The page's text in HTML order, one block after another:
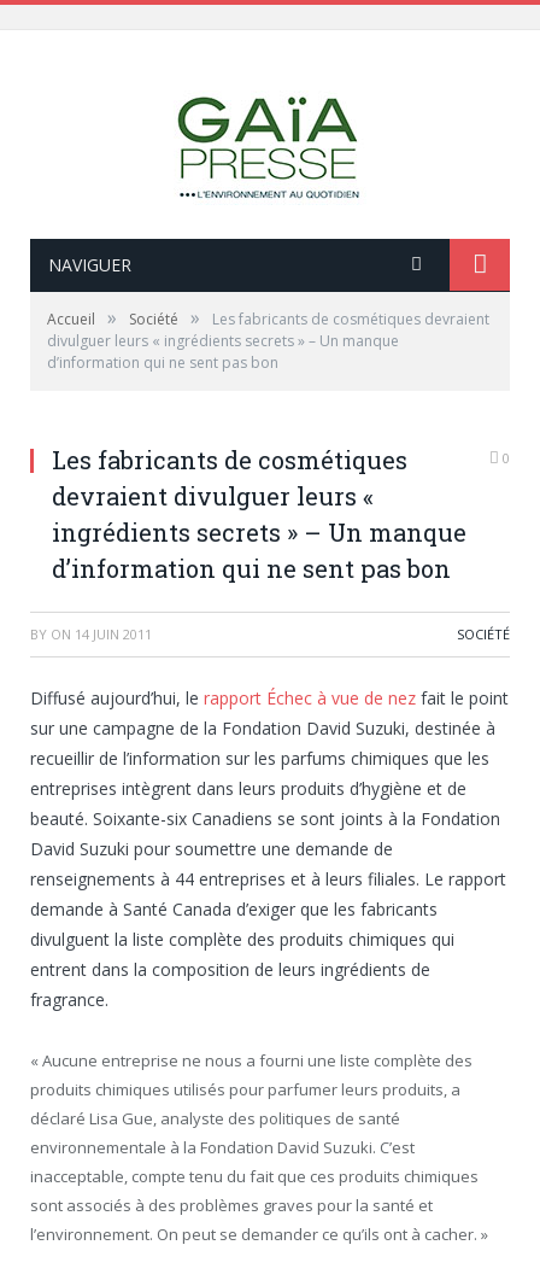
NAVIGUER
Accueil » Société »
Les fabricants de cosmétiques devraient
divulguer leurs « ingrédients secrets » – Un manque
d’information qui ne sent pas bon
Les fabricants de cosmétiques
devraient divulguer leurs «
ingrédients secrets » – Un manque
d’information qui ne sent pas bon
0
BY ON 14 JUIN 2011 SOCIÉTÉ
Diffusé aujourd’hui, le rapport Échec à vue de nez fait le point
sur une campagne de la Fondation David Suzuki, destinée à
recueillir de l’information sur les parfums chimiques que les
entreprises intègrent dans leurs produits d’hygiène et de
beauté. Soixante-six Canadiens se sont joints à la Fondation
David Suzuki pour soumettre une demande de
renseignements à 44 entreprises et à leurs filiales. Le rapport
demande à Santé Canada d’exiger que les fabricants
divulguent la liste complète des produits chimiques qui
entrent dans la composition de leurs ingrédients de
fragrance.
« Aucune entreprise ne nous a fourni une liste complète des
produits chimiques utilisés pour parfumer leurs produits, a
déclaré Lisa Gue, analyste des politiques de santé
environnementale à la Fondation David Suzuki. C’est
inacceptable, compte tenu du fait que ces produits chimiques
sont associés à des problèmes graves pour la santé et
l’environnement. On peut se demander ce qu’ils ont à cacher. »